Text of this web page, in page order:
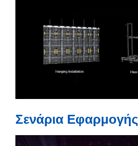
Σενάρια Εφαρμογής